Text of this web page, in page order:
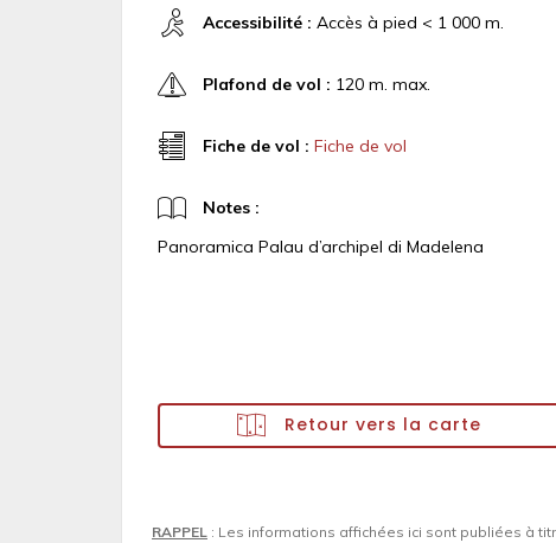
Accessibilité : Accès à pied < 1 000 m.
Plafond de vol : 120 m. max.
Fiche de vol : Fiche de vol
Notes :
Panoramica Palau d’archipel di Madelena
Retour vers la carte
RAPPEL : Les informations affichées ici sont publiées à